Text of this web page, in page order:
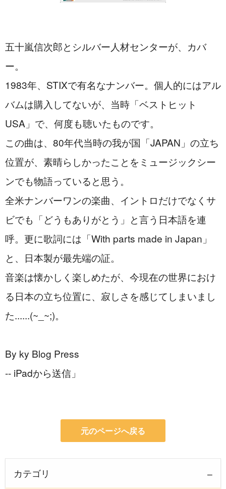
五十嵐信次郎とシルバー人材センターが、カバ
ー。
1983年、STIXで有名なナンバー。個人的にはアル
バムは購入してないが、当時「ベストヒット
USA」で、何度も聴いたものです。
この曲は、80年代当時の我が国「JAPAN」の立ち
位置が、素晴らしかったことをミュージックシー
ンでも物語っていると思う。
全米ナンバーワンの楽曲、イントロだけでなくサ
ビでも「どうもありがとう」と言う日本語を連
呼。更に歌詞には「With parts made in Japan」
と、日本製が最先端の証。
音楽は懐かしく楽しめたが、今現在の世界におけ
る日本の立ち位置に、寂しさを感じてしまいまし
た......(~_~;)。
By ky Blog Press
-- iPadから送信」
元のページへ戻る
カテゴリ